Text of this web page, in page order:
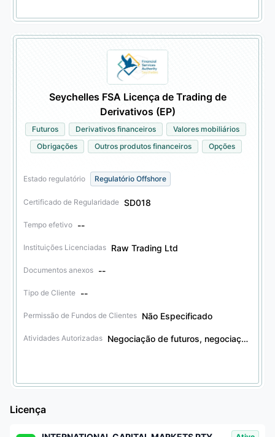
Seychelles FSA Licença de Trading de
Derivativos (EP)
Futuros Derivativos financeiros
Valores mobiliários
Obrigações
Outros produtos financeiros Opções
Estado regulatório Regulatório Offshore
Certificado de Regularidade SD018
Tempo efetivo --
Instituições Licenciadas Raw Trading Ltd
Documentos anexos --
Tipo de Cliente --
Permissão de Fundos de Clientes Não Especificado
Atividades Autorizadas Negociação de futuros, negociação de derivativos financeiros, negociação de valores mobiliários, negociação de obrigações, negociação de outros produtos financeiros, negociação de opções
Licença